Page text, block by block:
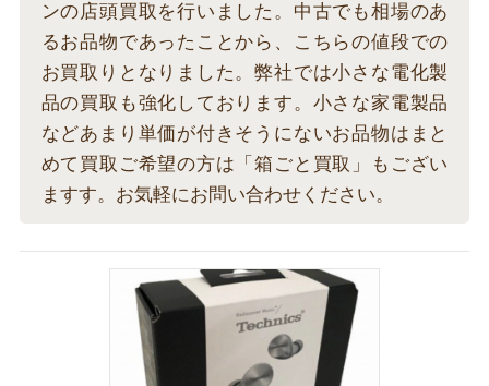
ンの店頭買取を行いました。中古でも相場のあ
るお品物であったことから、こちらの値段での
お買取りとなりました。弊社では小さな電化製
品の買取も強化しております。小さな家電製品
などあまり単価が付きそうにないお品物はまと
めて買取ご希望の方は「箱ごと買取」もござい
ますす。お気軽にお問い合わせください。